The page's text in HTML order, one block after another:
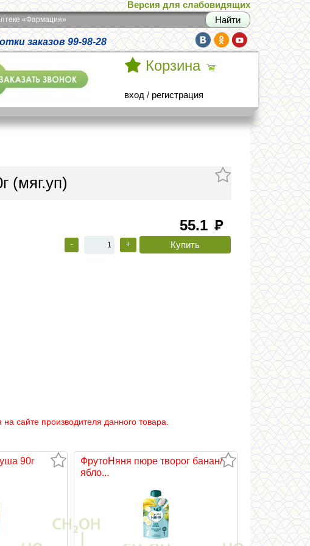
Версия для слабовидящих
«Фармация»
заказов 99-98-28
Корзина
вход / регистрация
(мяг.уп)
55.1 руб
- +
сайте производителя данного товара.
90г
ФрутоНяня пюре творог банан/
ябло...